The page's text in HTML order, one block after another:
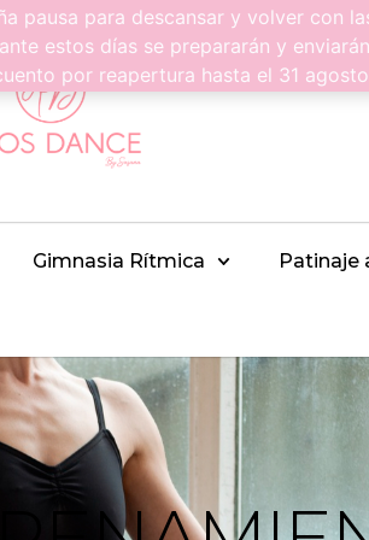
pausa para descansar y volver con
estos días se prepararán y
por reapertura hasta el 31 agosto
Gimnasia Rítmica Patinaje